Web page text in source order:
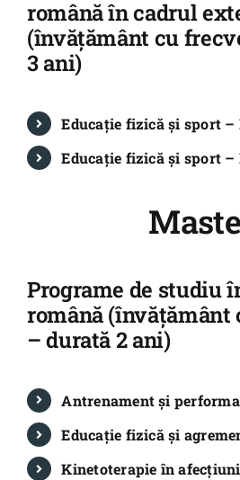
română în cadrul
(învățământ cu
3 ani)
Educație fizică și sport
Educație fizică și sport –
Programe de studiu
română (învățământ
– durată 2 ani)
Antrenament și
Educație fizică și
Kinetoterapie în